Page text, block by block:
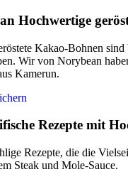
Hochwertige
Kakao-Bohnen
Wir von Norybean
Kamerun.
Rezepte mit
Rezepte, die die
Steak und Mole-Sauce.